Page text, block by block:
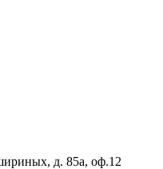
д. 85а, оф.12